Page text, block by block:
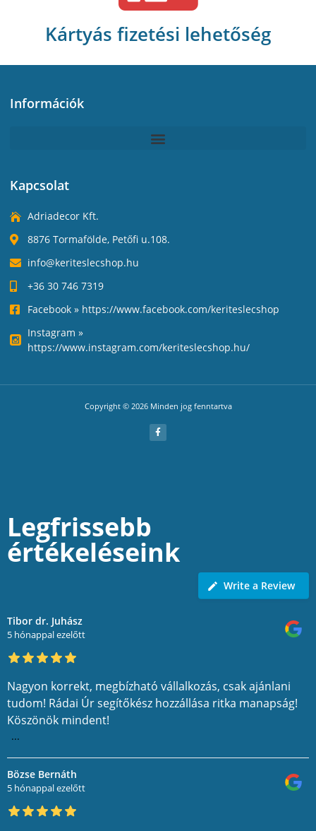
Kártyás fizetési lehetőség
Információk
Kapcsolat
Adriadecor Kft.
8876 Tormafölde, Petőfi u.108.
info@keriteslecshop.hu
+36 30 746 7319
Facebook » https://www.facebook.com/keriteslecshop
Instagram »
https://www.instagram.com/keriteslecshop.hu/
Copyright © 2026 Minden jog fenntartva
Legfrissebb
értékeléseink
Write a Review
Tibor dr. Juhász
5 hónappal ezelőtt
Nagyon korrekt, megbízható vállalkozás, csak ajánlani
tudom! Rádai Úr segítőkész hozzállása ritka manapság!
Köszönök mindent!
...
Bözse Bernáth
5 hónappal ezelőtt